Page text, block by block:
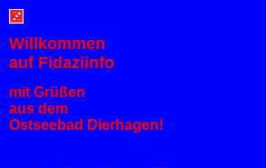
Willkommen
auf Fidaziinfo
mit Grüßen
aus dem
Ostseebad Dierhagen!